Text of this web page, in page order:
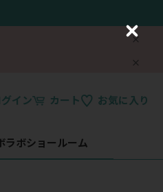
イン カート お気に入り
ラボショールーム
C
o